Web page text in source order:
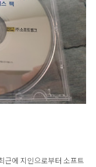
라지면서 '잠금 풀기'라
버튼을 클릭하면, 지구
때 e 아이콘을 다시 지구 위
에 지인으로부터 소프트